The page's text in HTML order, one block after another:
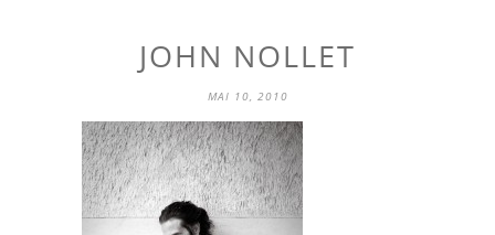
JOHN NOLLET
MAI 10, 2010